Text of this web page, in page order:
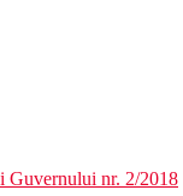
este necesara
Guvernului nr. 2/2018